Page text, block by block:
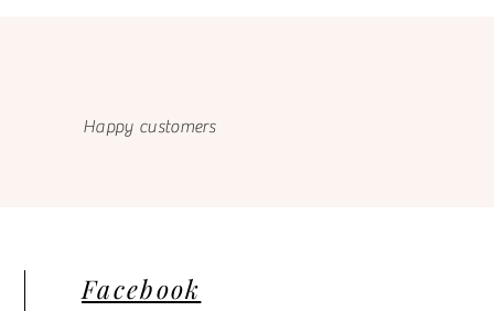
Happy customers
Facebook